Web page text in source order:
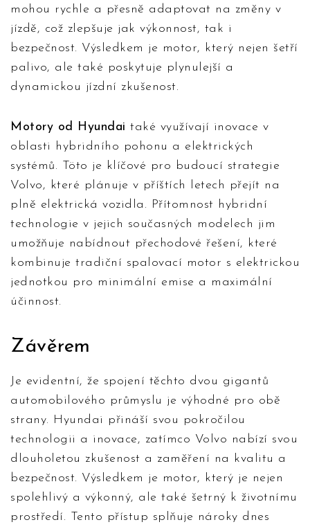
mohou rychle a přesně adaptovat na změny v
jízdě, což zlepšuje jak výkonnost, tak i
bezpečnost. Výsledkem je motor, který nejen šetří
palivo, ale také poskytuje plynulejší a
dynamickou jízdní zkušenost.
Motory od Hyundai také využívají inovace v
oblasti hybridního pohonu a elektrických
systémů. Töto je klíčové pro budoucí strategie
Volvo, které plánuje v příštích letech přejít na
plně elektrická vozidla. Přítomnost hybridní
technologie v jejich současných modelech jim
umožňuje nabídnout přechodové řešení, které
kombinuje tradiční spalovací motor s elektrickou
jednotkou pro minimální emise a maximální
účinnost.
Závěrem
Je evidentní, že spojení těchto dvou gigantů
automobilového průmyslu je výhodné pro obě
strany. Hyundai přináší svou pokročilou
technologii a inovace, zatímco Volvo nabízí svou
dlouholetou zkušenost a zaměření na kvalitu a
bezpečnost. Výsledkem je motor, který je nejen
spolehlivý a výkonný, ale také šetrný k životnímu
prostředí. Tento přístup splňuje nároky dnes